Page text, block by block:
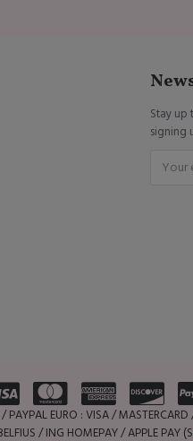
Stay
signing
EURO : VISA /
/ ING HOMEPAY / APPLE